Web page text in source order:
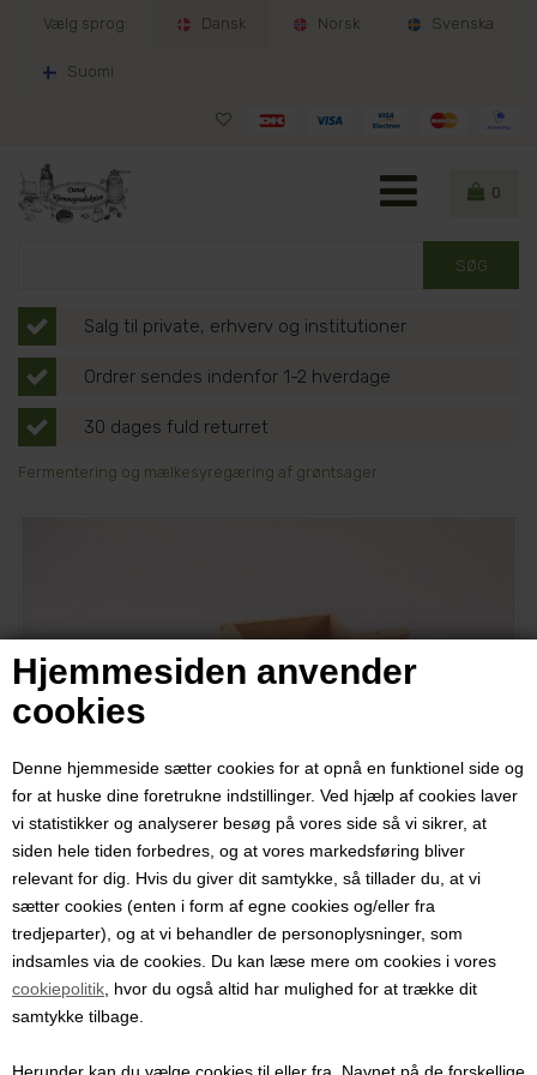
Hjemmesiden anvender
cookies
Denne hjemmeside sætter cookies for at opnå en funktionel side og
for at huske dine foretrukne indstillinger. Ved hjælp af cookies laver
vi statistikker og analyserer besøg på vores side så vi sikrer, at
siden hele tiden forbedres, og at vores markedsføring bliver
relevant for dig. Hvis du giver dit samtykke, så tillader du, at vi
sætter cookies (enten i form af egne cookies og/eller fra
tredjeparter), og at vi behandler de personoplysninger, som
indsamles via de cookies. Du kan læse mere om cookies i vores
cookiepolitik , hvor du også altid har mulighed for at trække dit
samtykke tilbage.
Herunder kan du vælge cookies til eller fra. Navnet på de forskellige
Vælg sprog: Dansk Norsk Svenska
Suomi
0
Salg til private, erhverv og institutioner
Ordrer sendes indenfor 1-2 hverdage
30 dages fuld returret
Fermentering og mælkesyregæring af grøntsager
Sauerkraut / Grøntsags-
råkostjern